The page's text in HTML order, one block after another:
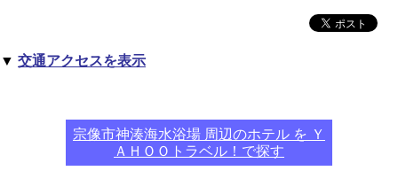
▼ 交通アクセスを表示
宗像市神湊海水浴場 周辺のホテル を Ｙ
ＡＨＯＯトラベル！で探す